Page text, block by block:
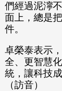
們經過泥濘
面上，總是
件。
卓榮泰表示
全、更智慧
統，讓科技
（訪音）